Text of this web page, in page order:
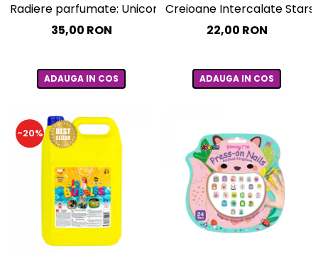
Radiere parfumate: Unicorni (Set de 5)
35,00 RON
ADAUGA IN COS
Creioane Intercalate Stars
22,00 RON
ADAUGA IN COS
-20%